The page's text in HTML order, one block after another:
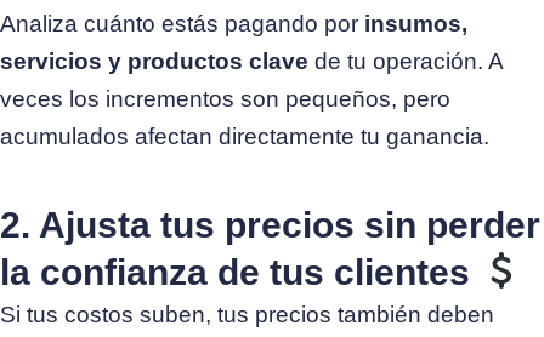
Analiza cuánto estás pagando por insumos,
servicios y productos clave de tu operación. A
veces los incrementos son pequeños, pero
acumulados afectan directamente tu ganancia.
2. Ajusta tus precios sin perder
la confianza de tus clientes
Si tus costos suben, tus precios también deben